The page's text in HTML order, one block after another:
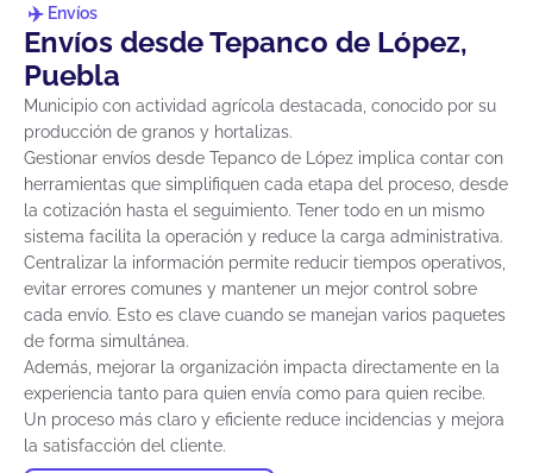
Envíos
Envíos desde Tepanco de López,
Puebla
Municipio con actividad agrícola destacada, conocido por su
producción de granos y hortalizas.
Gestionar envíos desde Tepanco de López implica contar con
herramientas que simplifiquen cada etapa del proceso, desde
la cotización hasta el seguimiento. Tener todo en un mismo
sistema facilita la operación y reduce la carga administrativa.
Centralizar la información permite reducir tiempos operativos,
evitar errores comunes y mantener un mejor control sobre
cada envío. Esto es clave cuando se manejan varios paquetes
de forma simultánea.
Además, mejorar la organización impacta directamente en la
experiencia tanto para quien envía como para quien recibe.
Un proceso más claro y eficiente reduce incidencias y mejora
la satisfacción del cliente.